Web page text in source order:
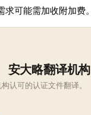
求可能需加收附加费。
安大略翻译机构
认可的认证文件翻译。